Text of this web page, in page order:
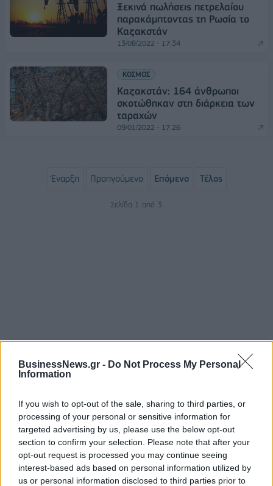
BusinessNews.gr - Do Not Process My Personal
Information
If you wish to opt-out of the sale, sharing to third parties, or
processing of your personal or sensitive information for
targeted advertising by us, please use the below opt-out
section to confirm your selection. Please note that after your
opt-out request is processed you may continue seeing
interest-based ads based on personal information utilized by
us or personal information disclosed to third parties prior to
Ξεκινά πωλήσεις πετρελαίου
παρακάμπτοντας τη Ρωσία το
Καζακστάν
13/08/2022 - 17:34
ΚΟΣΜΟΣ
Καζακστάν: 164 άνθρωποι
σκοτώθηκαν στη διάρκεια των
ταραχών
09/01/2022 - 17:26
Έναρξη Προηγούμενο Επόμενο Τέλος
Σελίδα 1 από 3
για την ενίσχυση της βιοασφάλειας
07/08/2026 - 17:02 ΟΙΚΟΝΟΜΙΑ
Deloitte Ελλάδος: Χρηματοοικονομικός σύμβουλος
της ΔΕΗ για την είσοδο στην πολωνική αγορά
ενέργειας